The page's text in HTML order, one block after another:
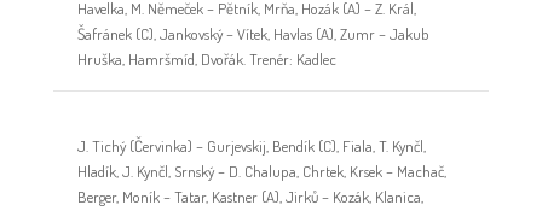
Havelka, M. Němeček – Pětník, Mrňa, Hozák (A) – Z. Král,
Šafránek (C), Jankovský – Vítek, Havlas (A), Zumr – Jakub
Hruška, Hamršmíd, Dvořák. Trenér: Kadlec
J. Tichý (Červinka) – Gurjevskij, Bendík (C), Fiala, T. Kynčl,
Hladík, J. Kynčl, Srnský – D. Chalupa, Chrtek, Krsek – Machač,
Berger, Moník – Tatar, Kastner (A), Jirků – Kozák, Klanica,